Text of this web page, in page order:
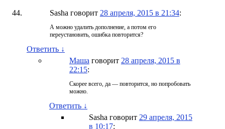
Sasha говорит 28 апреля, 2015 в 21:34:
А можно удалить дополнение, а потом его
переустановить, ошибка повторится?
Ответить ↓
Маша говорит 28 апреля, 2015 в
22:15:
Скорее всего, да — повторится, но попробовать
можно.
Ответить ↓
Sasha говорит 29 апреля, 2015
в 10:17: